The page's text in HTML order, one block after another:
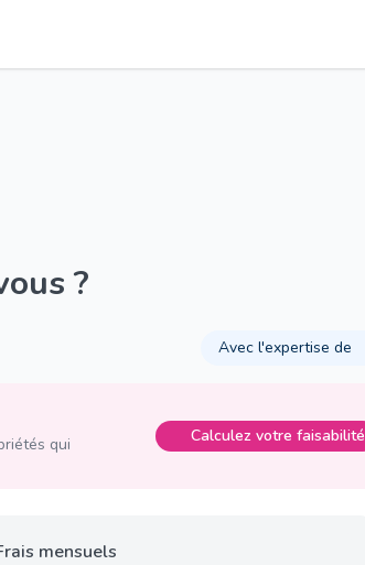
?
Avec l'expertise de
qui
Calculez votre faisabilité
mensuels